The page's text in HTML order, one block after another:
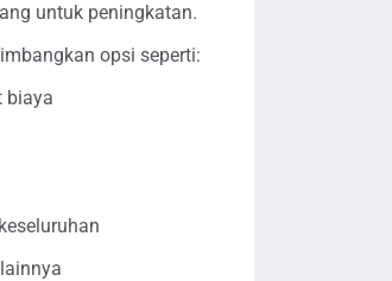
untuk peningkatan.
opsi seperti:
biaya